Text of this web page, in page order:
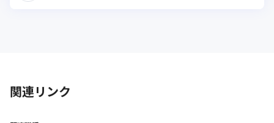
関連リンク